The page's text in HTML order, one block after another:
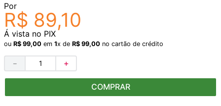
Por
R$ 89,10
Á vista no PIX
ou R$ 99,00 em 1x de R$ 99,00 no cartão de crédito
＋
－
COMPRAR